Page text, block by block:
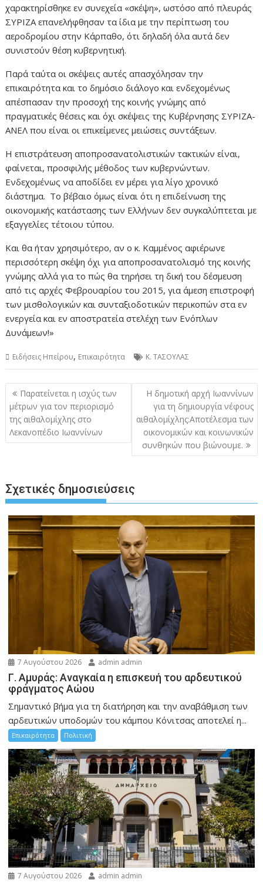
χαρακτηρίσθηκε εν συνεχεία «σκέψη», ωστόσο από πλευράς
ΣΥΡΙΖΑ επανελήφθησαν τα ίδια με την περίπτωση του
αεροδρομίου στην Κάρπαθο, ότι δηλαδή όλα αυτά δεν
συνιστούν θέση κυβερνητική.
Παρά ταύτα οι σκέψεις αυτές απασχόλησαν την
επικαιρότητα και το δημόσιο διάλογο και ενδεχομένως
απέσπασαν την προσοχή της κοινής γνώμης από
πραγματικές θέσεις και όχι σκέψεις της Κυβέρνησης ΣΥΡΙΖΑ-
ΑΝΕΛ που είναι οι επικείμενες μειώσεις συντάξεων.
Η επιστράτευση αποπροσανατολιστικών τακτικών είναι,
φαίνεται, προσφιλής μέθοδος των κυβερνώντων.
Ενδεχομένως να αποδίδει εν μέρει για λίγο χρονικό
διάστημα. Το βέβαιο όμως είναι ότι η επιδείνωση της
οικονομικής κατάστασης των Ελλήνων δεν συγκαλύπτεται με
εξαγγελίες τέτοιου τύπου.
Και θα ήταν χρησιμότερο, αν ο κ. Καμμένος αφιέρωνε
περισσότερη σκέψη όχι για αποπροσανατολισμό της κοινής
γνώμης αλλά για το πώς θα τηρήσει τη δική του δέσμευση
από τις αρχές Φεβρουαρίου του 2015, για άμεση επιστροφή
των μισθολογικών και συνταξιοδοτικών περικοπών στα εν
ενεργεία και εν αποστρατεία στελέχη των Ενόπλων
Δυνάμεων!»
Ειδήσεις Ηπείρου, Επικαιρότητα Κ. ΤΑΣΟΥΛΑΣ
Πλοήγηση
άρθρων
Παρατείνεται η ισχύς των
μέτρων για τον περιορισμό
της αιθαλομίχλης στο
Λεκανοπέδιο Ιωαννίνων
Η δημοτική αρχή Ιωαννίνων
για τη δημιουργία νέφους
αιθαλομίχλης:Αποτέλεσμα των
οικονομικών και κοινωνικών
συνθηκών που βιώνουμε.
Σχετικές δημοσιεύσεις
7 Αυγούστου 2026 admin admin
Γ. Αμυράς: Αναγκαία η επισκευή του αρδευτικού
φράγματος Αώου
Σημαντικό βήμα για τη διατήρηση και την αναβάθμιση των
αρδευτικών υποδομών του κάμπου Κόνιτσας αποτελεί η...
Επικαιρότητα Πολιτική
7 Αυγούστου 2026 admin admin